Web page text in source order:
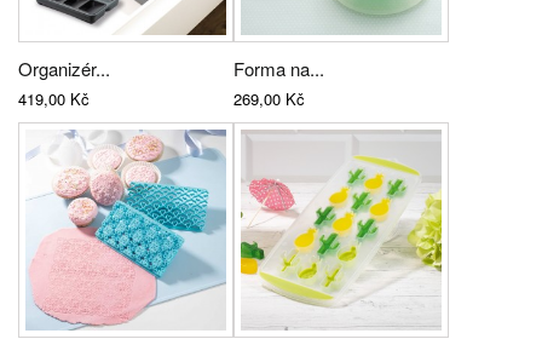
Organizér...
419,00 Kč
Forma na...
269,00 Kč